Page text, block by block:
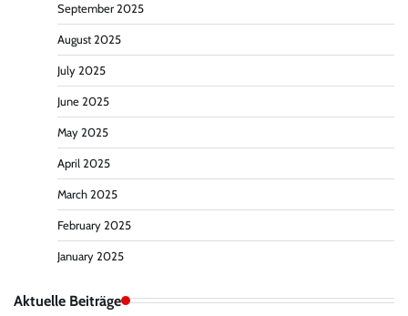
September 2025
August 2025
July 2025
June 2025
May 2025
April 2025
March 2025
February 2025
January 2025
Aktuelle Beiträge